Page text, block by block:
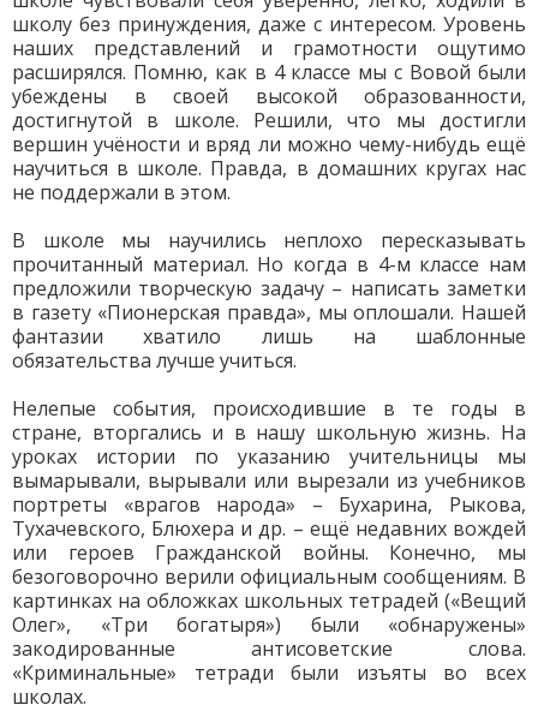
школу без принуждения, даже с интересом. Уровень
наших представлений и грамотности ощутимо
расширялся. Помню, как в 4 классе мы с Вовой были
убеждены в своей высокой образованности,
достигнутой в школе. Решили, что мы достигли
вершин учёности и вряд ли можно чему-нибудь ещё
научиться в школе. Правда, в домашних кругах нас
не поддержали в этом.
В школе мы научились неплохо пересказывать
прочитанный материал. Но когда в 4-м классе нам
предложили творческую задачу – написать заметки
в газету «Пионерская правда», мы оплошали. Нашей
фантазии хватило лишь на шаблонные
обязательства лучше учиться.
Нелепые события, происходившие в те годы в
стране, вторгались и в нашу школьную жизнь. На
уроках истории по указанию учительницы мы
вымарывали, вырывали или вырезали из учебников
портреты «врагов народа» – Бухарина, Рыкова,
Тухачевского, Блюхера и др. – ещё недавних вождей
или героев Гражданской войны. Конечно, мы
безоговорочно верили официальным сообщениям. В
картинках на обложках школьных тетрадей («Вещий
Олег», «Три богатыря») были «обнаружены»
закодированные антисоветские слова.
«Криминальные» тетради были изъяты во всех
школах.